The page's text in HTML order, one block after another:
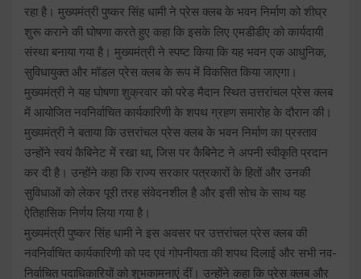
रहा है। मुख्यमंत्री पुष्कर सिंह धामी ने प्रेस क्लब के भवन निर्माण को शीघ्र
शुरू कराने की घोषणा करते हुए कहा कि इसके लिए एमडीडीए को कार्यदायी
संस्था बनाया गया है। मुख्यमंत्री ने स्पष्ट किया कि यह भवन एक आधुनिक,
सुविधायुक्त और मॉडल प्रेस क्लब के रूप में विकसित किया जाएगा।
मुख्यमंत्री ने यह घोषणा शुक्रवार को परेड मैदान स्थित उत्तरांचल प्रेस क्लब
में आयोजित नवनिर्वाचित कार्यकारिणी के शपथ ग्रहण समारोह के दौरान की।
मुख्यमंत्री ने बताया कि उत्तरांचल प्रेस क्लब के भवन निर्माण का प्रस्ताव
उन्होंने स्वयं कैबिनेट में रखा था, जिस पर कैबिनेट ने अपनी स्वीकृति प्रदान
कर दी है। उन्होंने कहा कि राज्य सरकार पत्रकारों के हितों और उनकी
सुविधाओं को लेकर पूरी तरह संवेदनशील है और इसी सोच के साथ यह
ऐतिहासिक निर्णय लिया गया है।
मुख्यमंत्री पुष्कर सिंह धामी ने इस अवसर पर उत्तरांचल प्रेस क्लब की
नवनिर्वाचित कार्यकारिणी को पद एवं गोपनीयता की शपथ दिलाई और सभी नव-
निर्वाचित पदाधिकारियों को शुभकामनाएं दीं। उन्होंने कहा कि प्रेस क्लब और